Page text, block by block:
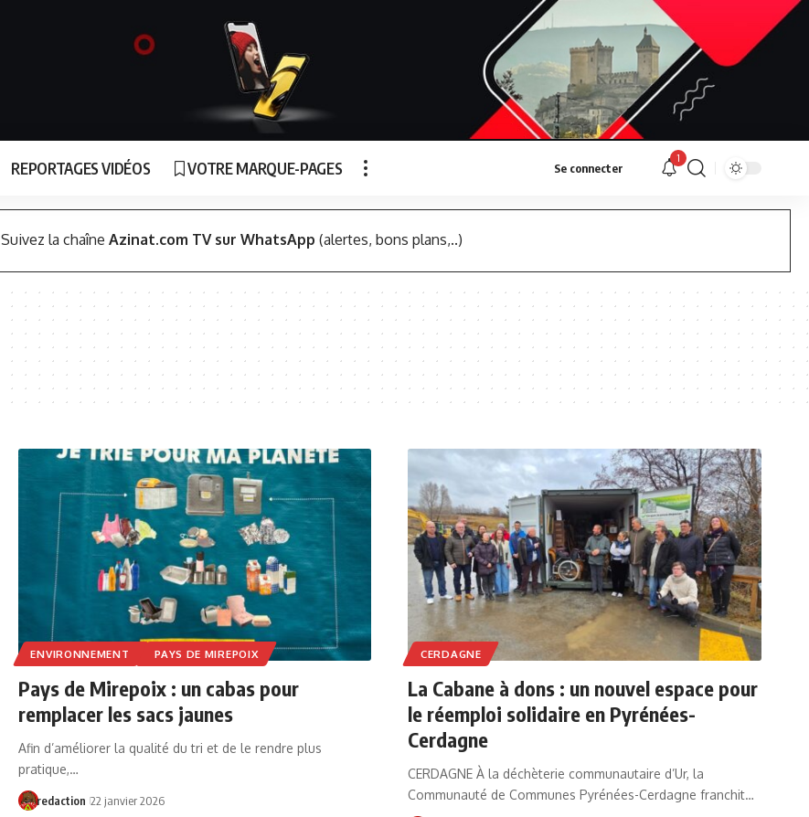
REPORTAGES VIDÉOS VOTRE MARQUE-PAGES Se connecter
1
Suivez la chaîne Azinat.com TV sur WhatsApp (alertes, bons plans,..)
ENVIRONNEMENT PAYS DE MIREPOIX
Pays de Mirepoix : un cabas pour
remplacer les sacs jaunes
Afin d’améliorer la qualité du tri et de le rendre plus
pratique,…
redaction 22 janvier 2026
CERDAGNE
La Cabane à dons : un nouvel espace pour
le réemploi solidaire en Pyrénées-
Cerdagne
CERDAGNE À la déchèterie communautaire d’Ur, la
Communauté de Communes Pyrénées-Cerdagne franchit…